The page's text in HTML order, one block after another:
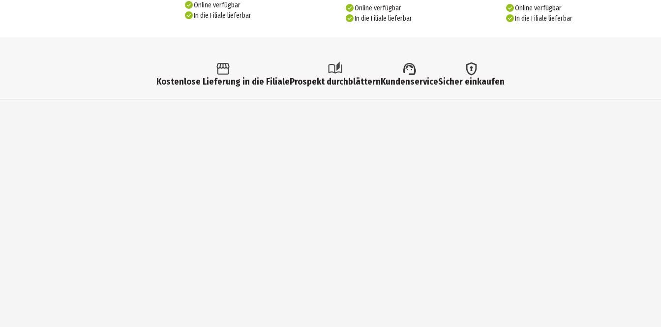
Online verfügbar
In die Filiale lieferbar
Online verfügbar
In die Filiale lieferbar
Online verfügbar
In die Filiale lieferbar
Kostenlose Lieferung in die FilialeProspekt durchblätternKundenserviceSicher einkaufen